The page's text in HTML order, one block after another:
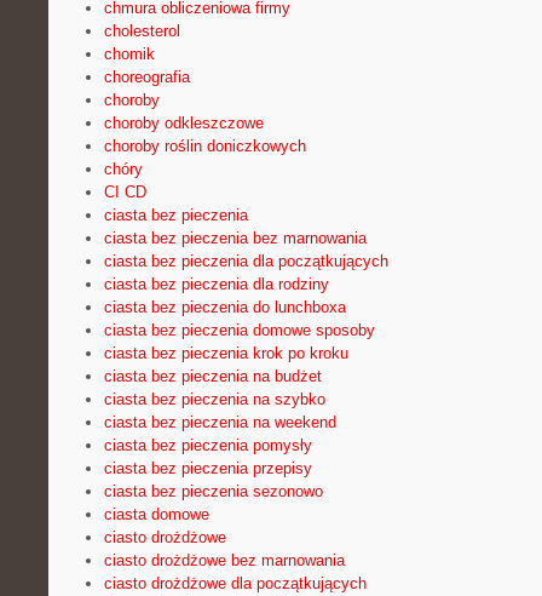
chmura obliczeniowa firmy
cholesterol
chomik
choreografia
choroby
choroby odkleszczowe
choroby roślin doniczkowych
chóry
CI CD
ciasta bez pieczenia
ciasta bez pieczenia bez marnowania
ciasta bez pieczenia dla początkujących
ciasta bez pieczenia dla rodziny
ciasta bez pieczenia do lunchboxa
ciasta bez pieczenia domowe sposoby
ciasta bez pieczenia krok po kroku
ciasta bez pieczenia na budżet
ciasta bez pieczenia na szybko
ciasta bez pieczenia na weekend
ciasta bez pieczenia pomysły
ciasta bez pieczenia przepisy
ciasta bez pieczenia sezonowo
ciasta domowe
ciasto drożdżowe
ciasto drożdżowe bez marnowania
ciasto drożdżowe dla początkujących